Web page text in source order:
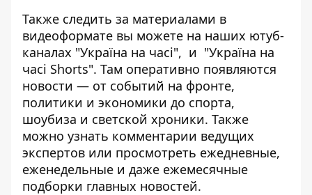
Также следить за материалами в
видеоформате вы можете на наших ютуб-
каналах "Україна на часі", и "Україна на
часі Shorts". Там оперативно появляются
новости — от событий на фронте,
политики и экономики до спорта,
шоубиза и светской хроники. Также
можно узнать комментарии ведущих
экспертов или просмотреть ежедневные,
еженедельные и даже ежемесячные
подборки главных новостей.